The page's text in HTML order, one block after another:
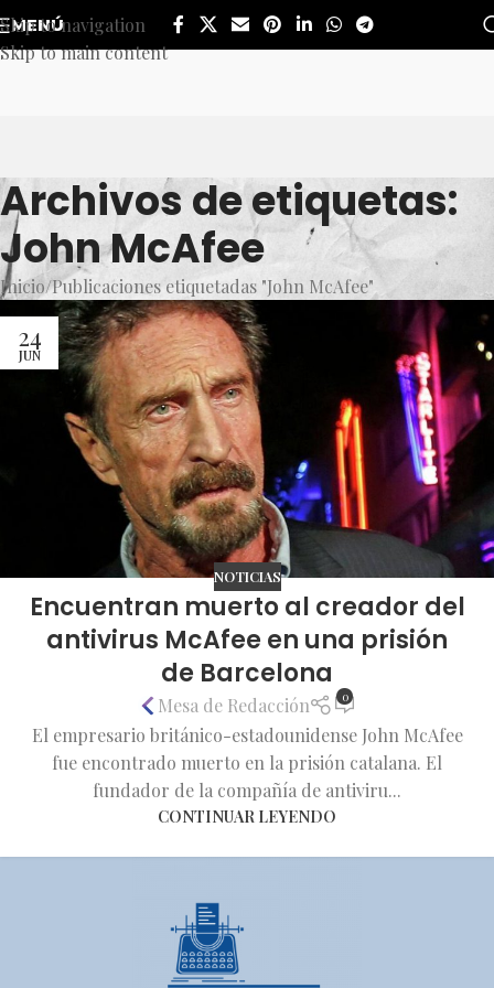
Skip to navigation
Skip to main content
MENÚ
Archivos de etiquetas:
John McAfee
Inicio Publicaciones etiquetadas "John McAfee"
24
JUN
NOTICIAS
Encuentran muerto al creador del
antivirus McAfee en una prisión
de Barcelona
Mesa de Redacción 0
El empresario británico-estadounidense John McAfee
fue encontrado muerto en la prisión catalana. El
fundador de la compañía de antiviru...
CONTINUAR LEYENDO